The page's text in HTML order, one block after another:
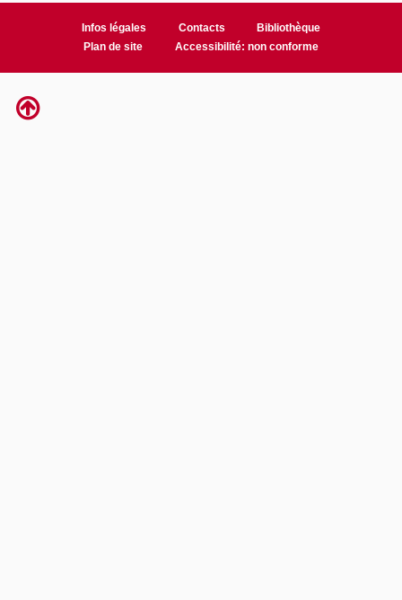
Infos légales Contacts
Bibliothèque
Plan de site
Accessibilité: non conforme